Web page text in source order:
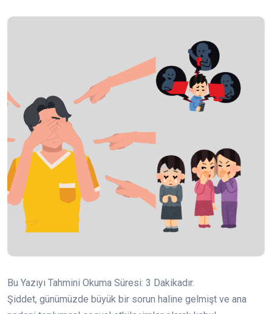
Bu Yazıyı Tahmini Okuma Süresi: 3 Dakikadır.
Şiddet, günümüzde büyük bir sorun haline gelmişt ve ana